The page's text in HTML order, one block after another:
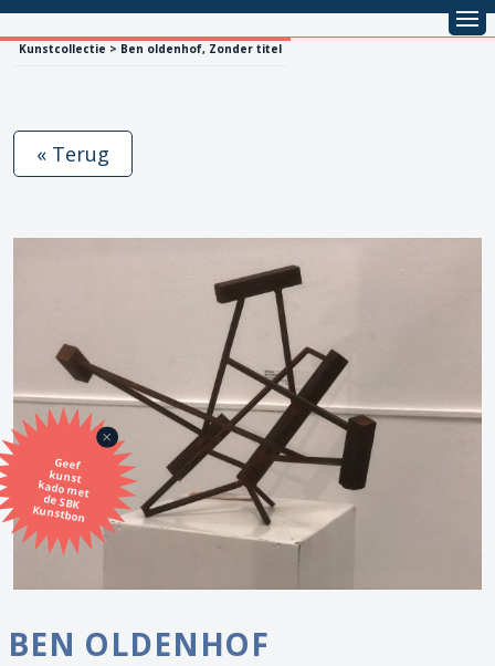
Kunstcollectie > Ben oldenhof, Zonder titel
Geef
kunst
kado met
de SBK
Kunstbon
« Terug
BEN OLDENHOF